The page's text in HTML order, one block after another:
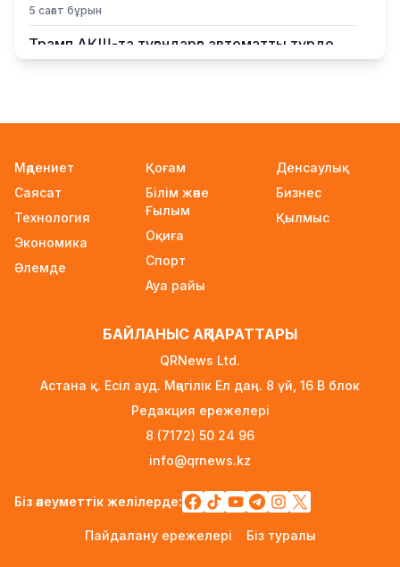
5 сағат бұрын
Трамп АҚШ-та туғандарға автоматты түрде
азаматтық беруді шектейтін жарлықтарға қол
қойылатын талаптар күшейеді
УЕФА: Инфантиноға сенім жоғалды, бойкот
күшінде қалады
«Өзімізге де керек»: Трамп Украинаға қару
Алматыда ірі көлемде синтетикалық есірткі
тасымалдаған күдікті ұсталды
ERG-дегі мемлекеттің 40 пайыз үлесі
«Самұрық-Қазынаға» өтті
жалған билет сата бастаған
Мәдениет
Саясат
Технология
Экономика
Әлемде
Қоғам
Білім және
Ғылым
Оқиға
Спорт
Ауа райы
Денсаулық
Бизнес
Қылмыс
БАЙЛАНЫС АҚПАРАТТАРЫ
QRNews Ltd.
Астана қ. Есіл ауд. Мәңгілік Ел даң. 8 үй, 16 B блок
Редакция ережелері
8 (7172) 50 24 96
info@qrnews.kz
Біз әлеуметтік желілерде:
Пайдалану ережелері Біз туралы